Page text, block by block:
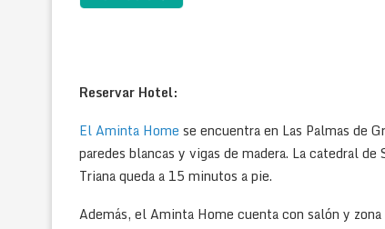
Reservar Hotel:
El Aminta Home se encuentra en Las Palmas de
paredes blancas y vigas de madera. La catedral
Triana queda a 15 minutos a pie.
Además, el Aminta Home cuenta con salón y